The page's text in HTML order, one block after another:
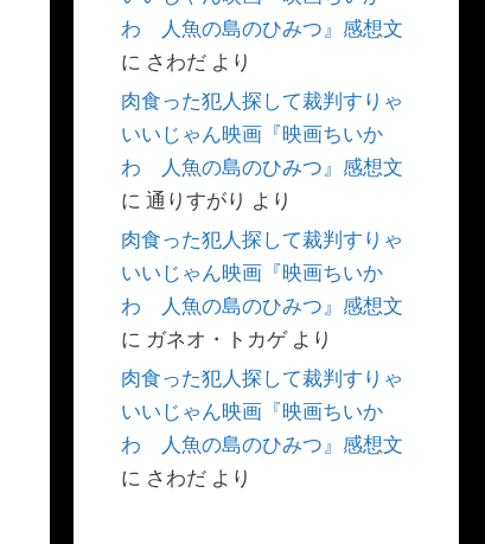
わ 人魚の島のひみつ』感想文
に さわだ より
肉食った犯人探して裁判すりゃ
いいじゃん映画『映画ちいか
わ 人魚の島のひみつ』感想文
に 通りすがり より
肉食った犯人探して裁判すりゃ
いいじゃん映画『映画ちいか
わ 人魚の島のひみつ』感想文
に ガネオ・トカゲより
肉食った犯人探して裁判すりゃ
いいじゃん映画『映画ちいか
わ 人魚の島のひみつ』感想文
に さわだ より